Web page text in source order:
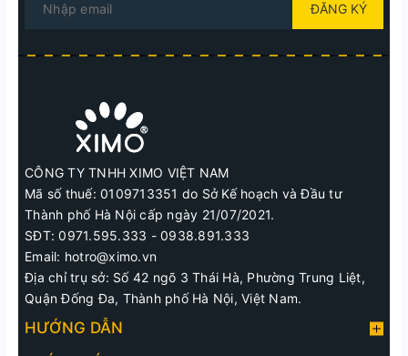
ĐĂNG KÝ
CÔNG TY TNHH XIMO VIỆT NAM
Mã số thuế: 0109713351 do Sở Kế hoạch và Đầu tư
Thành phố Hà Nội cấp ngày 21/07/2021.
SĐT: 0971.595.333 - 0938.891.333
Email: hotro@ximo.vn
Địa chỉ trụ sở: Số 42 ngõ 3 Thái Hà, Phường Trung Liệt,
Quận Đống Đa, Thành phố Hà Nội, Việt Nam.
HƯỚNG DẪN